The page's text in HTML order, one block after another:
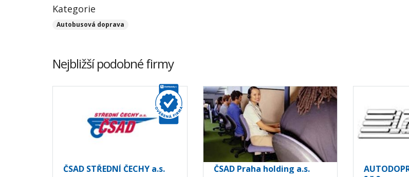
Kategorie
Autobusová doprava
Nejbližší podobné firmy
ČSAD STŘEDNÍ ČECHY a.s. ČSAD Praha holding a.s.